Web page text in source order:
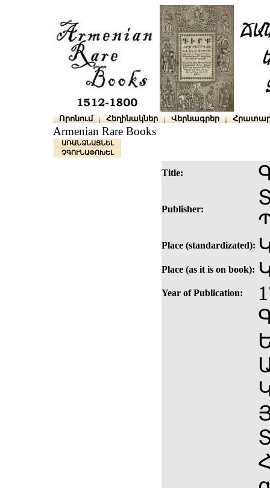
Որոնում Հեղինակներ Վերնագրեր
Armenian Rare Books
ԱՌԱՆՁՆԱՑՆԵԼ
ՉԳՈՒՆԱՓՈԽԵԼ
Title:
Publisher:
Place (standardizated):
Place (as it is on book):
Year of Publication: